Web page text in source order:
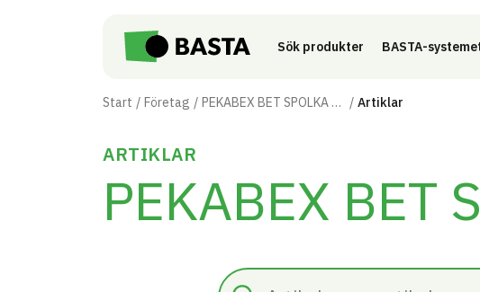
Sök produkter BASTA-
Start Företag PEKABEX BET SPOLKA AKCYJNA Artiklar
ARTIKLAR
PEKABEX BET